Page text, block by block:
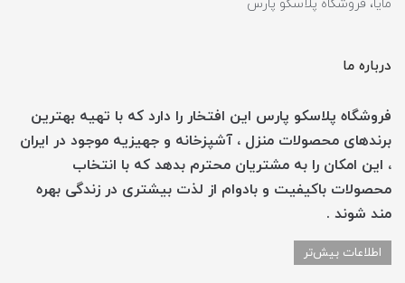
مایا، فروشگاه پلاسکو پارس
درباره ما
فروشگاه پلاسکو پارس این افتخار را دارد که با تهیه بهترین
برندهای محصولات منزل ، آشپزخانه و جهیزیه موجود در ایران
، این امکان را به مشتریان محترم بدهد که با انتخاب
محصولات باکیفیت و بادوام از لذت بیشتری در زندگی بهره
مند شوند .
اطلاعات بیش‌تر